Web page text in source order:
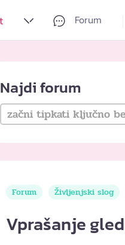
Forum
Najdi forum
Forum Življenjski slog
Vprašanje